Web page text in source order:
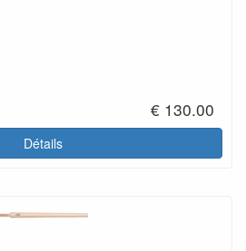
€ 130.00
Détails